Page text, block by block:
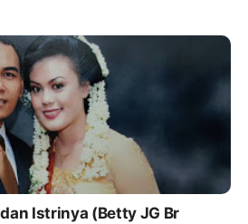
Istrinya (Betty JG Br